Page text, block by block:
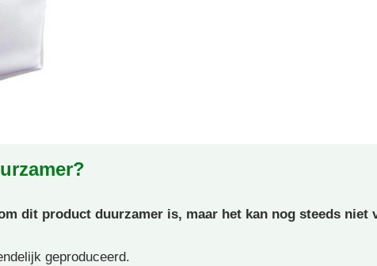
dit product duurzamer is, maar het kan nog steeds niet
geproduceerd.